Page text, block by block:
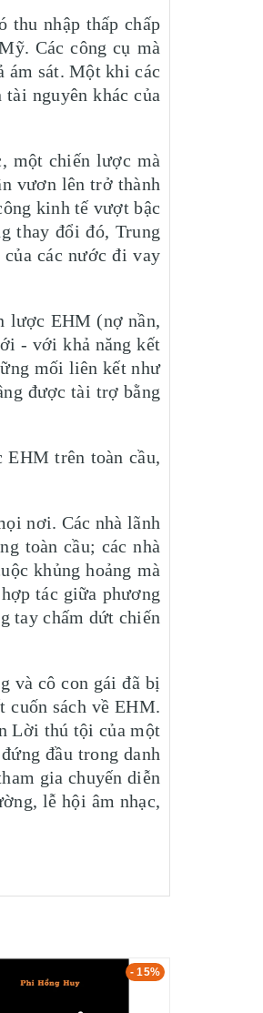
thu nhập thấp chấp
Các công cụ mà
ám sát. Một khi các
nguyên khác của
một chiến lược mà
vươn lên trở thành
kinh tế vượt bậc
thay đổi đó, Trung
các nước đi vay
lược EHM (nợ nần,
- với khả năng kết
mối liên kết như
được tài trợ bằng
trên toàn cầu,
nơi. Các nhà lãnh
toàn cầu; các nhà
khủng hoảng mà
tác giữa phương
tay chấm dứt chiến
và cô con gái đã bị
cuốn sách về EHM.
Lời thú tội của một
đầu trong danh
gia chuyến diễn
lễ hội âm nhạc,
- 15%